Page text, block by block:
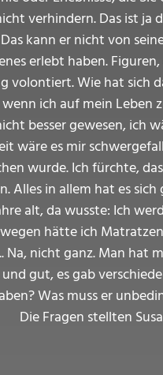
verhindern. Das ist
kann er nicht von
erlebt haben.
volontiert. Wie hat sich
ich auf mein Leben
besser gewesen, ich
wäre es mir
wurde. Ich fürchte,
in allem hat es
alt, da wusste: Ich
hätte ich
nicht ganz. Man hat
gut, es gab
Was muss er
Fragen stellten